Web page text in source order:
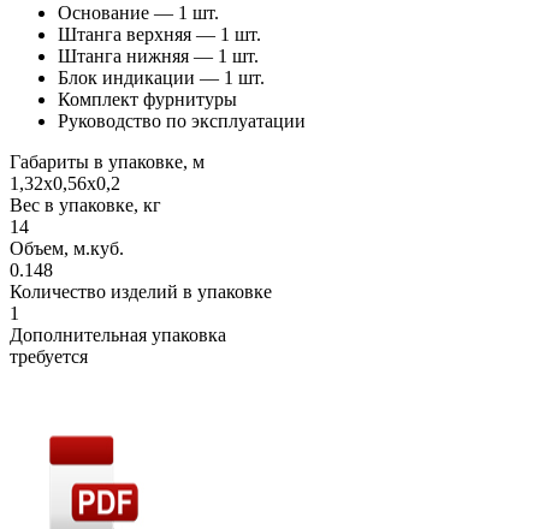
Основание — 1 шт.
Штанга верхняя — 1 шт.
Штанга нижняя — 1 шт.
Блок индикации — 1 шт.
Комплект фурнитуры
Руководство по эксплуатации
Габариты в упаковке, м
1,32х0,56х0,2
Вес в упаковке, кг
14
Объем, м.куб.
0.148
Количество изделий в упаковке
1
Дополнительная упаковка
требуется